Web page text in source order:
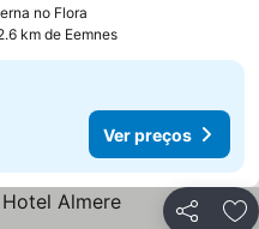
no Flora
km de Eemnes
Ver preços
Partilhar